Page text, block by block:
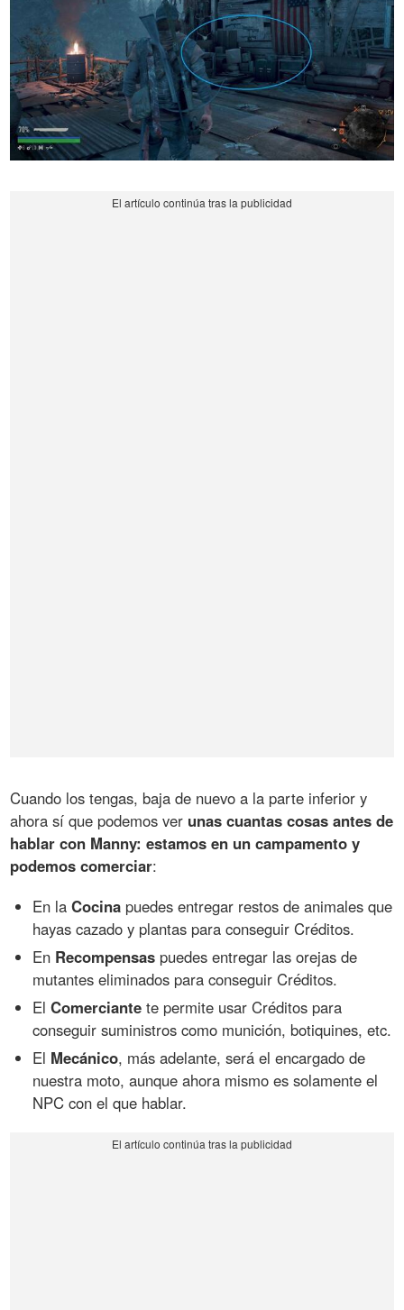
Cuando los tengas, baja de nuevo a la parte inferior y
ahora sí que podemos ver unas cuantas cosas antes de
hablar con Manny: estamos en un campamento y
podemos comerciar:
En laCocina puedes entregar restos de animales que
hayas cazado y plantas para conseguir Créditos.
En Recompensas puedes entregar las orejas de
mutantes eliminados para conseguir Créditos.
ElComerciante te permite usar Créditos para
conseguir suministros como munición, botiquines, etc.
El Mecánico, más adelante, será el encargado de
nuestra moto, aunque ahora mismo es solamente el
NPC con el que hablar.